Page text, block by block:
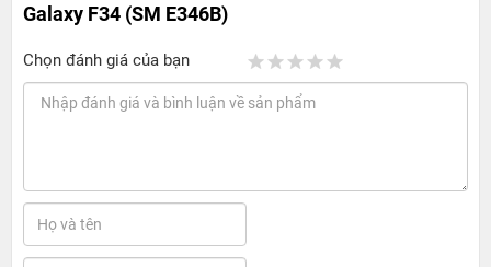
Galaxy F34 (SM E346B)
Chọn đánh giá của bạn